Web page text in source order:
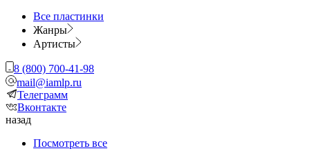
Все пластинки
Жанры
Артисты
8 (800) 700-41-98
mail@iamlp.ru
Телеграмм
Вконтакте
назад
Посмотреть все